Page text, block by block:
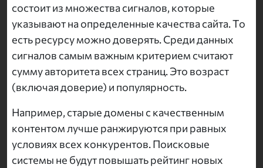
состоит из множества сигналов, которые
указывают на определенные качества сайта. То
есть ресурсу можно доверять. Среди данных
сигналов самым важным критерием считают
сумму авторитета всех страниц. Это возраст
(включая доверие) и популярность.
Например, старые домены с качественным
контентом лучше ранжируются при равных
условиях всех конкурентов. Поисковые
системы не будут повышать рейтинг новых